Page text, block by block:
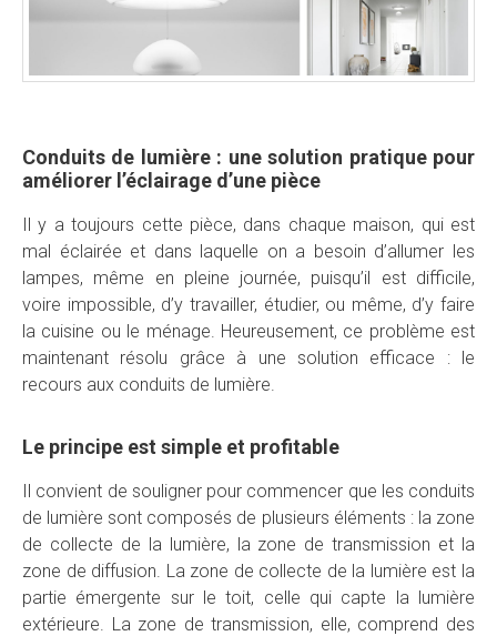
Conduits de lumière : une solution pratique pour
améliorer l’éclairage d’une pièce
Il y a toujours cette pièce, dans chaque maison, qui est
mal éclairée et dans laquelle on a besoin d’allumer les
lampes, même en pleine journée, puisqu’il est difficile,
voire impossible, d’y travailler, étudier, ou même, d’y faire
la cuisine ou le ménage. Heureusement, ce problème est
maintenant résolu grâce à une solution efficace : le
recours aux conduits de lumière.
Le principe est simple et profitable
Il convient de souligner pour commencer que les conduits
de lumière sont composés de plusieurs éléments : la zone
de collecte de la lumière, la zone de transmission et la
zone de diffusion. La zone de collecte de la lumière est la
partie émergente sur le toit, celle qui capte la lumière
extérieure. La zone de transmission, elle, comprend des